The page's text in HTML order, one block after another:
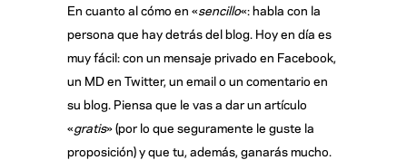
En cuanto al cómo en «sencillo«: habla con la
persona que hay detrás del blog. Hoy en día es
muy fácil: con un mensaje privado en Facebook,
un MD en Twitter, un email o un comentario en
su blog. Piensa que le vas a dar un artículo
«gratis» (por lo que seguramente le guste la
proposición) y que tu, además, ganarás mucho.